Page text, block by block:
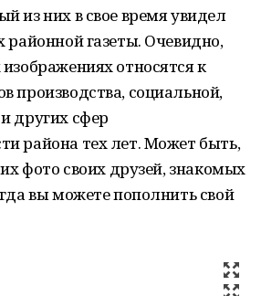
из них в свое время увидел
районной газеты. Очевидно,
относятся к
производства, социальной,
других сфер
района тех лет. Может быть,
фото своих друзей, знакомых
вы можете пополнить свой